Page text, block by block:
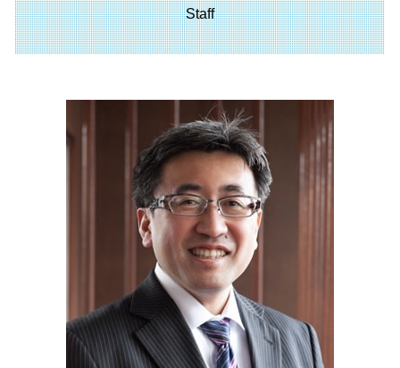
合同会社 資金調達
補助金 返還 とは
創業 助成金 とは
m&a 流れ
株式 交換 とは
企業 提携 とは
株式 移転 とは
遺産分割協議書 とは
相続税 対象
相続 基礎 控除
遺言書 無効
相続 確定申告
生命 保険 相続
経営革新等支援機関 神奈川県 税理士
起業支援 横須賀市 税理士
事業承継 川崎市 税理士
資金調達 静岡県 相談
経営革新等支援機関 横浜市 相談
遺言書 東京都 税理士
相続 横浜市 税理士
認定支援機関 東京都 相談
認定支援機関 横須賀市 税理士
経営革新等支援機関 静岡県 相談
Staff